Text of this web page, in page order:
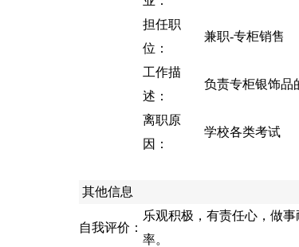
担任职
位：
兼职-专柜销售
工作描
述：
负责专柜银饰品
离职原
因：
学校各类考试
其他信息
自我评价：
乐观积极，有责任心，做
率。